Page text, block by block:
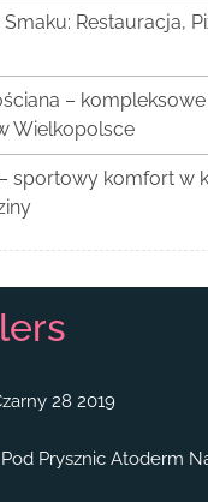
Smaku: Restauracja,
– kompleksowe
Wielkopolsce
sportowy komfort w
28 2019
Prysznic Atoderm